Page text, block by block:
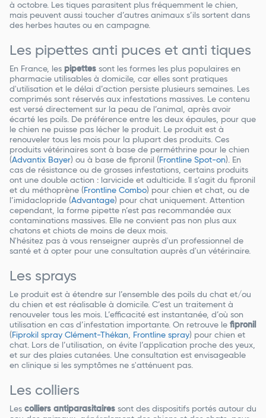
à octobre. Les tiques parasitent plus fréquemment le chien,
mais peuvent aussi toucher d’autres animaux s’ils sortent dans
des herbes hautes ou en campagne.
Les pipettes anti puces et anti tiques
En France, les pipettes sont les formes les plus populaires en
pharmacie utilisables à domicile, car elles sont pratiques
d'utilisation et le délai d’action persiste plusieurs semaines. Les
comprimés sont réservés aux infestations massives. Le contenu
est versé directement sur la peau de l’animal, après avoir
écarté les poils. De préférence entre les deux épaules, pour que
le chien ne puisse pas lécher le produit. Le produit est à
renouveler tous les mois pour la plupart des produits. Ces
produits vétérinaires sont à base de perméthrine pour le chien
(Advantix Bayer) ou à base de fipronil ( Frontline Spot-on). En
cas de résistance ou de grosses infestations, certains produits
ont une double action : larvicide et adulticide. Il s’agit du fipronil
et du méthoprène ( Frontline Combo) pour chien et chat, ou de
l’imidaclopride (Advantage) pour chat uniquement. Attention
cependant, la forme pipette n’est pas recommandée aux
contaminations massives. Elle ne convient pas non plus aux
chatons et chiots de moins de deux mois.
N'hésitez pas à vous renseigner auprès d'un professionnel de
santé et à opter pour une consultation auprès d'un vétérinaire.
Les sprays
Le produit est à étendre sur l’ensemble des poils du chat et/ou
du chien et est réalisable à domicile. C’est un traitement à
renouveler tous les mois. L’efficacité est instantanée, d’où son
utilisation en cas d’infestation importante. On retrouve le fipronil
( Fiprokil spray Clément-Thékan Frontline spray) pour chien et
chat. Lors de l’utilisation, on évite l’application proche des yeux,
et sur des plaies cutanées. Une consultation est envisageable
en clinique si les symptômes ne s'atténuent pas.
Les colliers
Les colliers antiparasitaires sont des dispositifs portés autour du